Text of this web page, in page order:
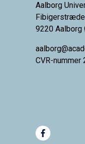
Aalborg
9220 Aalborg
CVR-nummer